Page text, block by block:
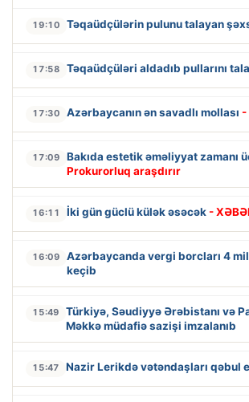
19:10 Təqaüdçülərin pulunu talayan
17:58 Təqaüdçüləri aldadıb pullarını
17:30 Azərbaycanın ən savadlı mollası -
17:09 Bakıda estetik əməliyyat zamanı
Prokurorluq araşdırır
16:11 İki gün güclü külək əsəcək -
16:09
Azərbaycanda vergi borcları 4
keçib
15:49
Türkiyə, Səudiyyə Ərəbistanı və
Məkkə müdafiə sazişi imzalanıb
15:47 Nazir Lerikdə vətəndaşları qəbul